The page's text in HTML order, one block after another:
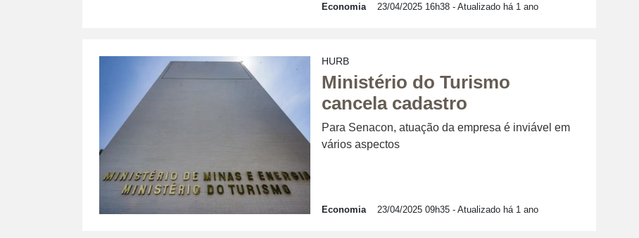
Economia 23/04/2025 16h38 - Atualizado há 1 ano
HURB
Ministério do Turismo
cancela cadastro
Para Senacon, atuação da empresa é inviável em
vários aspectos
Economia 23/04/2025 09h35 - Atualizado há 1 ano